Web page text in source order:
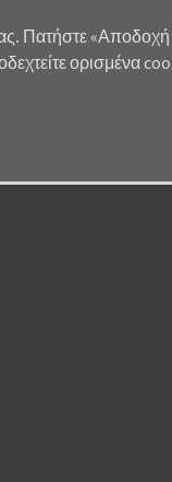
Πατήστε «Αποδοχή
ορισμένα
Δήμο